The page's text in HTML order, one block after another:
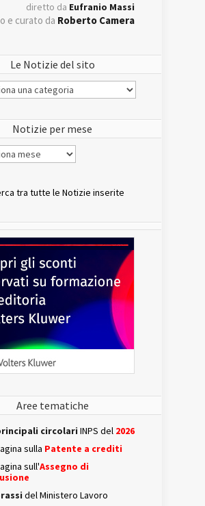
diretto da Eufranio Massi
e curato da Roberto Camera
Le Notizie del sito
Notizie per mese
tra tutte le Notizie inserite
Aree tematiche
circolari INPS del 2026
sulla Patente a crediti
sull'Assegno di
del Ministero Lavoro